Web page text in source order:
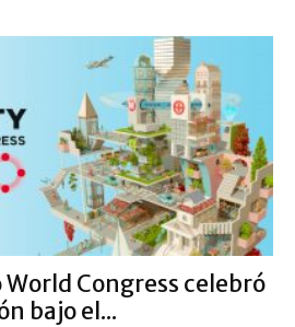
Congress celebró
bajo el...